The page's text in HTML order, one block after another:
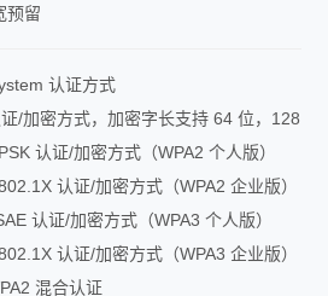
预留
认证方式
证/加密方式，加密字长支持 64 位，128
认证/加密方式（WPA2 个人版）
认证/加密方式（WPA2 企业版）
认证/加密方式（WPA3 个人版）
认证/加密方式（WPA3 企业版）
混合认证